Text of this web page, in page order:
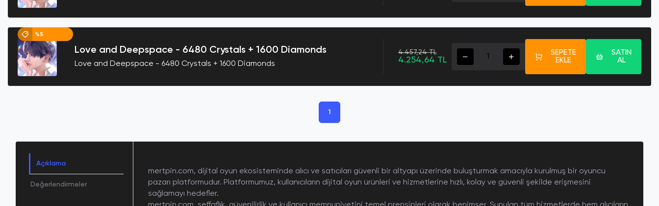
%5
Love and Deepspace - 6480 Crystals + 1600 Diamonds
Love and Deepspace - 6480 Crystals + 1600 Diamonds
4.457,24 TL
4.254,64 TL
SEPETE
EKLE
SATIN
AL
1
Açıklama
Değerlendirmeler
mertpin.com, dijital oyun ekosisteminde alıcı ve satıcıları güvenli bir altyapı üzerinde buluşturmak amacıyla kurulmuş bir oyuncu
pazarı platformudur. Platformumuz, kullanıcıların dijital oyun ürünleri ve hizmetlerine hızlı, kolay ve güvenli şekilde erişmesini
sağlamayı hedefler.